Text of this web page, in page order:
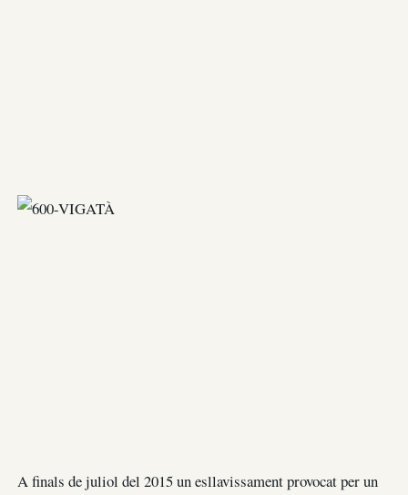
A finals de juliol del 2015 un esllavissament provocat per un